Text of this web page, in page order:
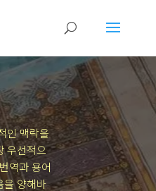
인 맥락을
우선적으
역과 용어
을 양해바